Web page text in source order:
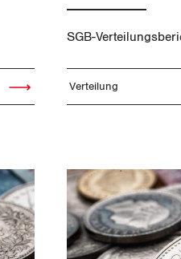
Artikel lesen
SGB-
Verteilung